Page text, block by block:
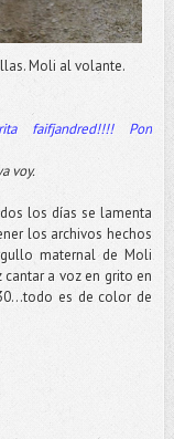
Moli al volante.
faifjandred!!!! Pon
voy.
los días se lamenta
los archivos hechos
maternal de Moli
cantar a voz en grito en
es de color de